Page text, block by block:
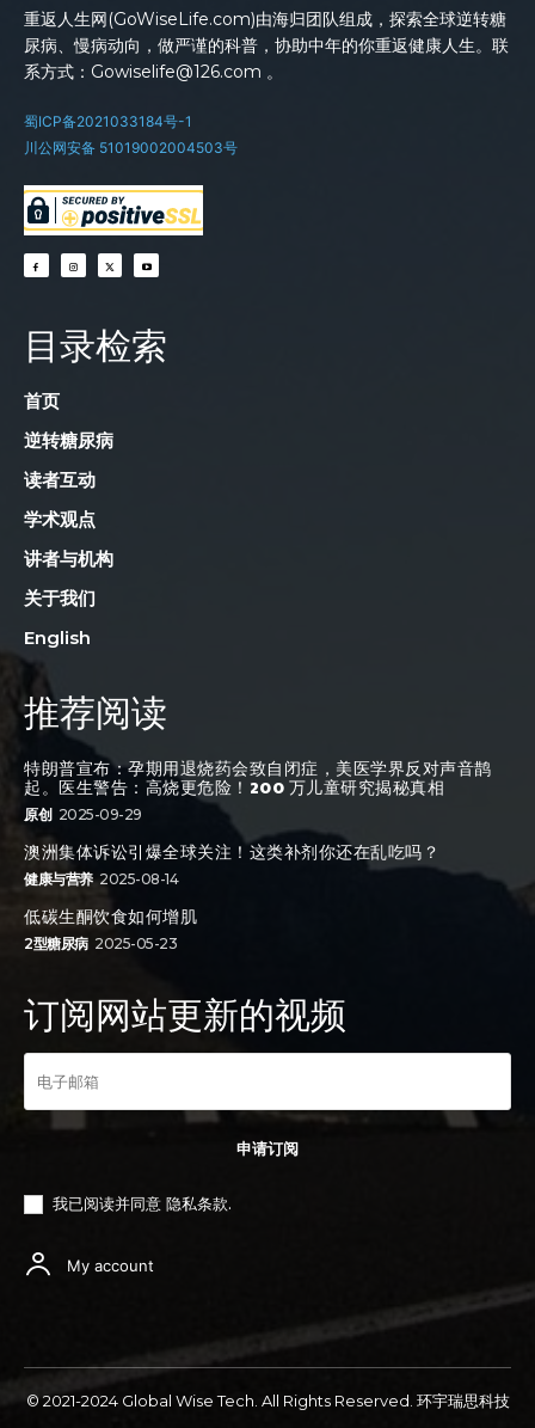
重返人生网(GoWiseLife.com)由海归团队组成，探索全球逆转糖
尿病、慢病动向，做严谨的科普，协助中年的你重返健康人生。联
系方式：Gowiselife@126.com 。
蜀ICP备2021033184号-1
川公网安备 51019002004503号
目录检索
首页
逆转糖尿病
读者互动
学术观点
讲者与机构
关于我们
English
推荐阅读
特朗普宣布：孕期用退烧药会致自闭症，美医学界反对声音鹊
起。医生警告：高烧更危险！200 万儿童研究揭秘真相
原创 2025-09-29
澳洲集体诉讼引爆全球关注！这类补剂你还在乱吃吗？
健康与营养 2025-08-14
低碳生酮饮食如何增肌
2型糖尿病 2025-05-23
订阅网站更新的视频
申请订阅
我已阅读并同意 隐私条款.
My account
© 2021-2024 Global Wise Tech. All Rights Reserved. 环宇瑞思科技